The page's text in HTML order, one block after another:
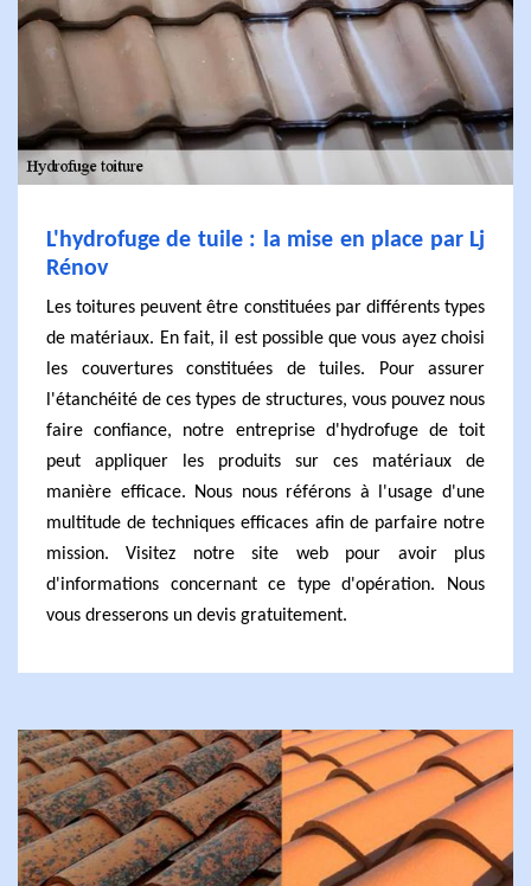
L'hydrofuge de tuile : la mise en place par Lj
Rénov
Les toitures peuvent être constituées par différents types
de matériaux. En fait, il est possible que vous ayez choisi
les couvertures constituées de tuiles. Pour assurer
l'étanchéité de ces types de structures, vous pouvez nous
faire confiance, notre entreprise d'hydrofuge de toit
peut appliquer les produits sur ces matériaux de
manière efficace. Nous nous référons à l'usage d'une
multitude de techniques efficaces afin de parfaire notre
mission. Visitez notre site web pour avoir plus
d'informations concernant ce type d'opération. Nous
vous dresserons un devis gratuitement.